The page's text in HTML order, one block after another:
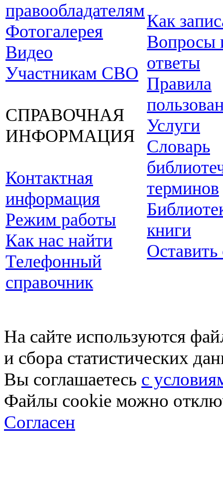
правообладателям
Фотогалерея
Видео
Участникам СВО
СПРАВОЧНАЯ
ИНФОРМАЦИЯ
Контактная
информация
Режим работы
Как нас найти
Телефонный
справочник
Как
Вопросы
ответы
Правила
Услуги
Словарь
терминов
книги
Оставить
На сайте используются
и сбора статистических
Вы соглашаетесь с
Файлы cookie можно
Согласен